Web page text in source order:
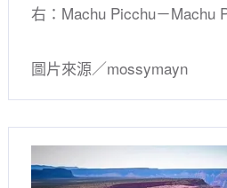
右：Machu Picchu－Machu
圖片來源／mossymayn